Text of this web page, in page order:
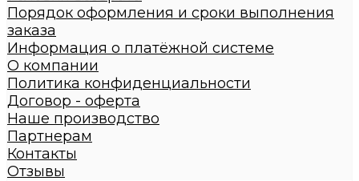
Порядок оформления и сроки выполнения
заказа
Информация о платёжной системе
О компании
Политика конфиденциальности
Договор - оферта
Наше производство
Партнерам
Контакты
Отзывы